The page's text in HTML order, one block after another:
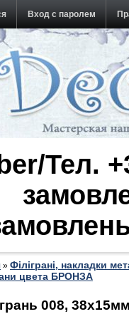
Вход с паролем
Тел.
» Філіграні, накладки
цвета БРОНЗА
008,